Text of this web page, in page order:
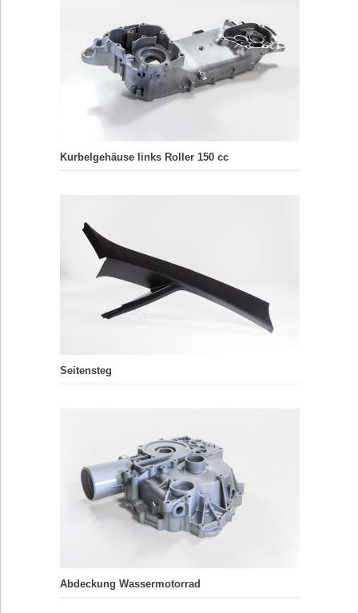
Kurbelgehäuse links Roller 150 cc
Seitensteg
Abdeckung Wassermotorrad